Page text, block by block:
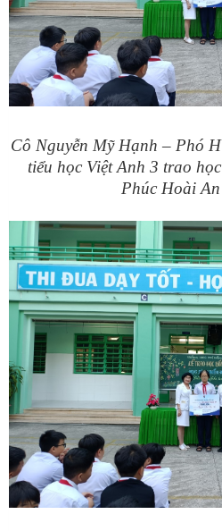
Cô Nguyễn Mỹ Hạnh – Phó
tiểu học Việt Anh 3 trao
Phúc Hoài